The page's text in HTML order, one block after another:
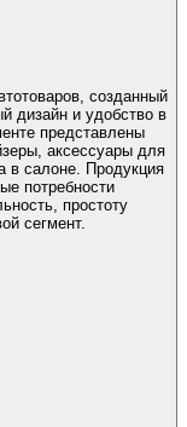
созданный
дизайн и удобство в
представлены
аксессуары для
в салоне. Продукция
потребности
простоту
сегмент.